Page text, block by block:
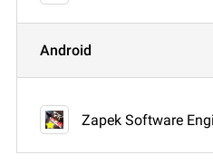
Android
Zapek Software